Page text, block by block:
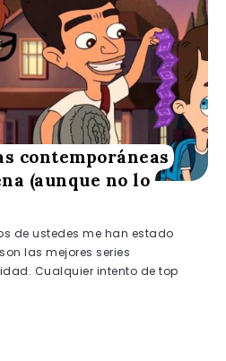
contemporáneas
(aunque no lo
de ustedes me han estado
las mejores series
Cualquier intento de top